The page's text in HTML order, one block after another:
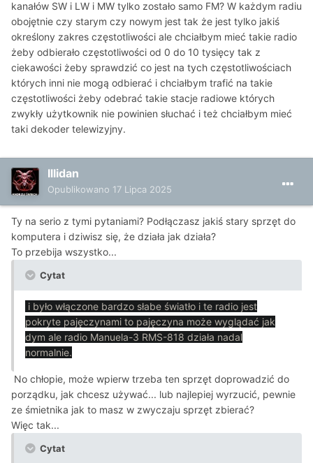
kanałów SW i LW i MW tylko zostało samo FM? W każdym radiu
obojętnie czy starym czy nowym jest tak że jest tylko jakiś
określony zakres częstotliwości ale chciałbym mieć takie radio
żeby odbierało częstotliwości od 0 do 10 tysięcy tak z
ciekawości żeby sprawdzić co jest na tych częstotliwościach
których inni nie mogą odbierać i chciałbym trafić na takie
częstotliwości żeby odebrać takie stacje radiowe których
zwykły użytkownik nie powinien słuchać i też chciałbym mieć
taki dekoder telewizyjny.
Illidan
Opublikowano 17 Lipca 2025
Ty na serio z tymi pytaniami? Podłączasz jakiś stary sprzęt do
komputera i dziwisz się, że działa jak działa?
To przebija wszystko...
Cytat
i było włączone bardzo słabe światło i te radio jest
pokryte pajęczynami to pajęczyna może wyglądać jak
dym ale radio Manuela-3 RMS-818 działa nadal
normalnie.
No chłopie, może wpierw trzeba ten sprzęt doprowadzić do
porządku, jak chcesz używać... lub najlepiej wyrzucić, pewnie
ze śmietnika jak to masz w zwyczaju sprzęt zbierać?
Więc tak...
Cytat